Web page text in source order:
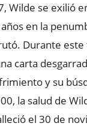
Wilde se exilió
en la
Durante
carta
y su
la salud de
el 30 de